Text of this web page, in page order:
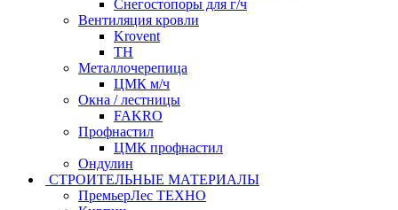
Снегостопоры для г/ч
Вентиляция кровли
Krovent
ТН
Металлочерепица
ЦМК м/ч
Окна / лестницы
FAKRO
Профнастил
ЦМК профнастил
Ондулин
СТРОИТЕЛЬНЫЕ МАТЕРИАЛЫ
ПремьерЛес ТЕХНО